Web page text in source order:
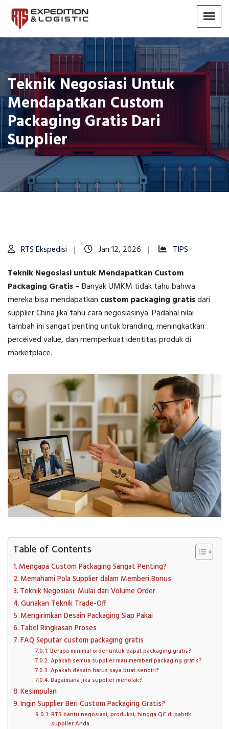
Teknik Negosiasi Untuk
Mendapatkan Custom
Packaging Gratis Dari
Supplier
RTS Ekspedisi Jan 12, 2026
TIPS
Teknik Negosiasi untuk Mendapatkan Custom
Packaging Gratis–Banyak UMKM tidak tahu bahwa
mereka bisa mendapatkan custom packaging gratisdari
supplier China jika tahu cara negosiasinya. Padahal nilai
tambah ini sangat penting untuk branding, meningkatkan
perceived value, dan memperkuat identitas produk di
marketplace.
Table of Contents
Mengapa Custom Packaging Sangat Penting?
Memahami Pola Supplier dalam Memberi Bonus
Teknik Negosiasi: Mulai dari Volume Order
Gunakan Teknik Trade-Off
Mengirimkan Desain Packaging Siap Pakai
Tabel Ringkasan Proses
FAQ Seputar custom packaging gratis
Berapa minimal order untuk dapat packaging gratis?
Apakah semua supplier mau memberi packaging gratis?
Apakah desain harus saya buat sendiri?
Bagaimana jika supplier menolak?
Kesimpulan
Ingin Supplier Beri Custom Packaging Gratis?
RTS bantu negosiasi, produksi, hingga QC di pabrik
supplier Anda.